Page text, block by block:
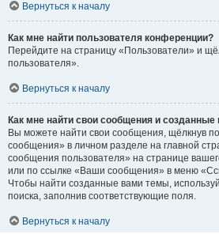
Вернуться к началу
Как мне найти пользователя конференции?
Перейдите на страницу «Пользователи» и
пользователя».
Вернуться к началу
Как мне найти свои сообщения и
Вы можете найти свои сообщения, щёлкнув
сообщения» в личном разделе на главной
сообщения пользователя» на странице
или по ссылке «Ваши сообщения» в меню
Чтобы найти созданные вами темы,
поиска, заполнив соответствующие поля.
Вернуться к началу